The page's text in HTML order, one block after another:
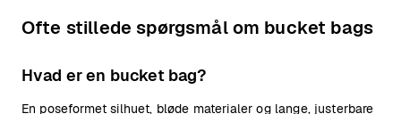
Ofte stillede spørgsmål om bucket bags
Hvad er en bucket bag?
En poseformet silhuet, bløde materialer og lange, justerbare